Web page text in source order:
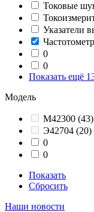
Токовые
Указатели
0
0
Показать ещё
Модель
М42300 (43)
Э42704 (20)
0
0
Показать
Сбросить
Наши новости